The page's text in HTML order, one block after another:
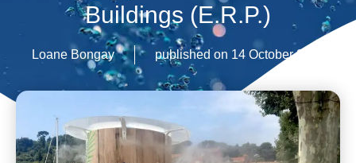
Buildings (E.R.P.)
Loane Bongay published on 14 October 2025